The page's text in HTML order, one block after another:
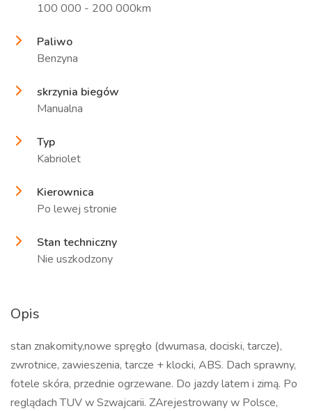
100 000 - 200 000km
Paliwo
Benzyna
skrzynia biegów
Manualna
Typ
Kabriolet
Kierownica
Po lewej stronie
Stan techniczny
Nie uszkodzony
Opis
stan znakomity,nowe spręgło (dwumasa, dociski, tarcze),
zwrotnice, zawieszenia, tarcze + klocki, ABS. Dach sprawny,
fotele skóra, przednie ogrzewane. Do jazdy latem i zimą. Po
reglądach TUV w Szwajcarii. ZArejestrowany w Polsce,